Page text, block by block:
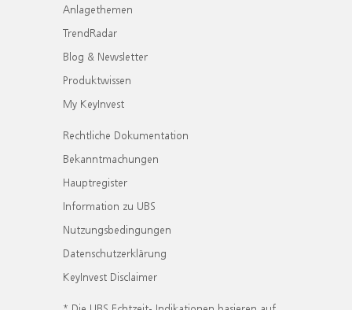
Anlagethemen
TrendRadar
Blog & Newsletter
Produktwissen
My KeyInvest
Rechtliche Dokumentation
Bekanntmachungen
Hauptregister
Information zu UBS
Nutzungsbedingungen
Datenschutzerklärung
KeyInvest Disclaimer